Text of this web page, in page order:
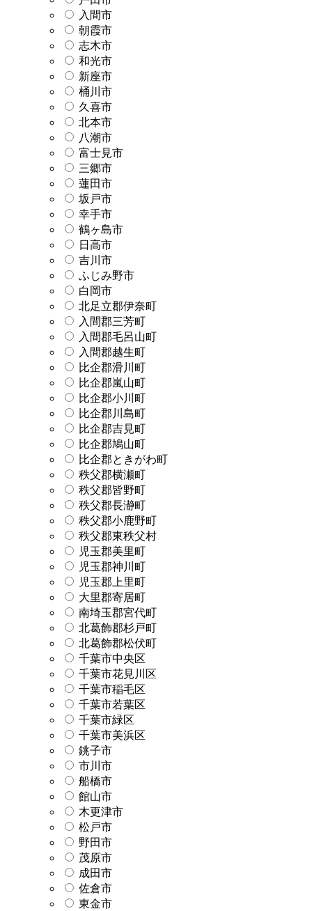
入間市
朝霞市
志木市
和光市
新座市
桶川市
久喜市
北本市
八潮市
富士見市
三郷市
蓮田市
坂戸市
幸手市
鶴ヶ島市
日高市
吉川市
ふじみ野市
白岡市
北足立郡伊奈町
入間郡三芳町
入間郡毛呂山町
入間郡越生町
比企郡滑川町
比企郡嵐山町
比企郡小川町
比企郡川島町
比企郡吉見町
比企郡鳩山町
比企郡ときがわ町
秩父郡横瀬町
秩父郡皆野町
秩父郡長瀞町
秩父郡小鹿野町
秩父郡東秩父村
児玉郡美里町
児玉郡神川町
児玉郡上里町
大里郡寄居町
南埼玉郡宮代町
北葛飾郡杉戸町
北葛飾郡松伏町
千葉市中央区
千葉市花見川区
千葉市稲毛区
千葉市若葉区
千葉市緑区
千葉市美浜区
銚子市
市川市
船橋市
館山市
木更津市
松戸市
野田市
茂原市
成田市
佐倉市
東金市